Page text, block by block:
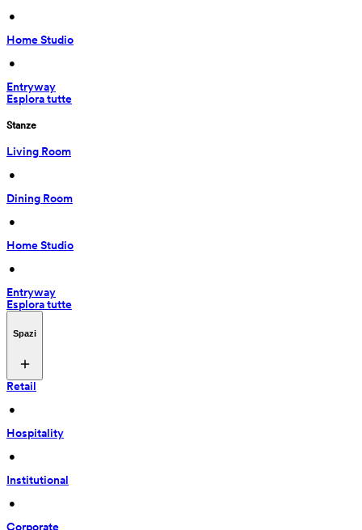
•
Home Studio
•
Entryway
Esplora tutte
Stanze
Living Room
•
Dining Room
•
Home Studio
•
Entryway
Esplora tutte
Spazi
Retail
•
Hospitality
•
Institutional
•
Corporate